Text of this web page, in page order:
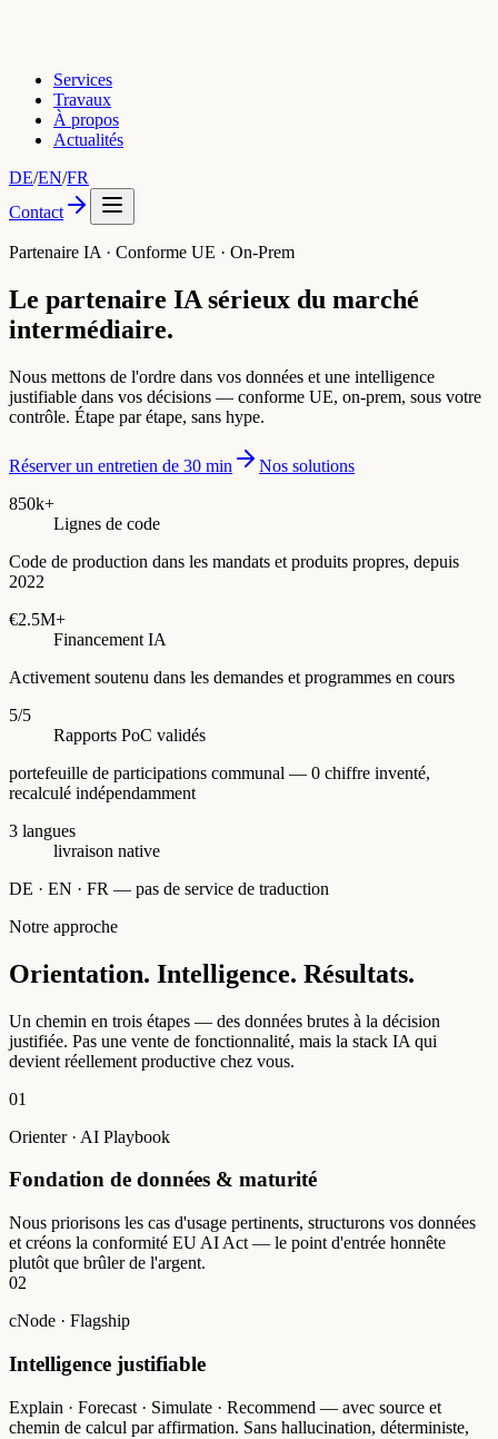
Services
Travaux
À propos
Actualités
DE/EN/FR
Contact
Partenaire IA · Conforme UE · On-Prem
Le partenaire IA sérieux du marché
intermédiaire.
Nous mettons de l'ordre dans vos données et une intelligence
justifiable dans vos décisions — conforme UE, on-prem, sous votre
contrôle. Étape par étape, sans hype.
Réserver un entretien de 30 min
Nos solutions
850k+
Lignes de code
Code de production dans les mandats et produits propres, depuis
2022
€2.5M+
Financement IA
Activement soutenu dans les demandes et programmes en cours
5/5
Rapports PoC validés
portefeuille de participations communal — 0 chiffre inventé,
recalculé indépendamment
3 langues
livraison native
DE · EN · FR — pas de service de traduction
Notre approche
Orientation. Intelligence. Résultats.
Un chemin en trois étapes — des données brutes à la décision
justifiée. Pas une vente de fonctionnalité, mais la stack IA qui
devient réellement productive chez vous.
01
Orienter · AI Playbook
Fondation de données & maturité
Nous priorisons les cas d'usage pertinents, structurons vos données
et créons la conformité EU AI Act — le point d'entrée honnête
plutôt que brûler de l'argent.
02
cNode · Flagship
Intelligence justifiable
Explain · Forecast · Simulate · Recommend — avec source et
chemin de calcul par affirmation. Sans hallucination, déterministe,